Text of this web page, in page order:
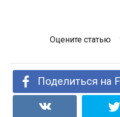
Оцените статью
Поделиться на